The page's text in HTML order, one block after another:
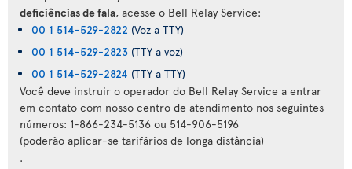
deficiências de fala, acesse o Bell Relay Service:
00 1 514-529-2822 (Voz a TTY)
00 1 514-529-2823 (TTY a voz)
00 1 514-529-2824 (TTY a TTY)
Você deve instruir o operador do Bell Relay Service a entrar
em contato com nosso centro de atendimento nos seguintes
números: 1-866-234-5136 ou 514-906-5196
(poderão aplicar-se tarifários de longa distância)
.